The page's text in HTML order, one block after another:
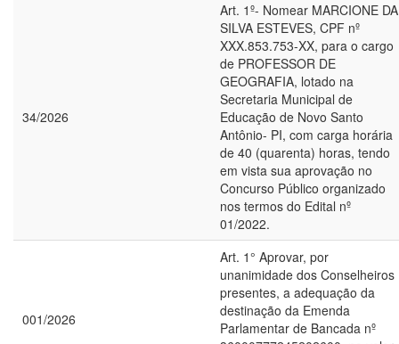
34/2026
Art. 1º- Nomear MARCIONE DA
SILVA ESTEVES, CPF nº
XXX.853.753-XX, para o cargo
de PROFESSOR DE
GEOGRAFIA, lotado na
Secretaria Municipal de
Educação de Novo Santo
Antônio- PI, com carga horária
de 40 (quarenta) horas, tendo
em vista sua aprovação no
Concurso Público organizado
nos termos do Edital nº
01/2022.
001/2026
Art. 1° Aprovar, por
unanimidade dos Conselheiros
presentes, a adequação da
destinação da Emenda
Parlamentar de Bancada nº